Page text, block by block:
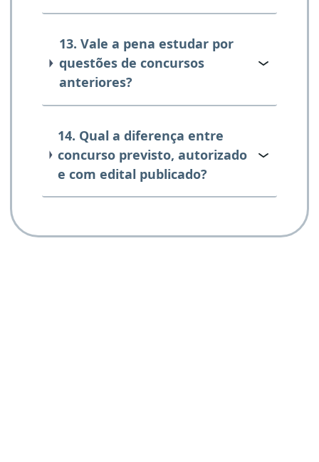
13. Vale a pena estudar por
questões de concursos
anteriores?
14. Qual a diferença entre
concurso previsto, autorizado
e com edital publicado?